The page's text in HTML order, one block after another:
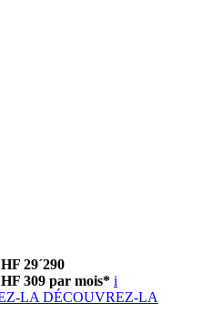
29´290
309 par mois* i
LA DÉCOUVREZ-LA